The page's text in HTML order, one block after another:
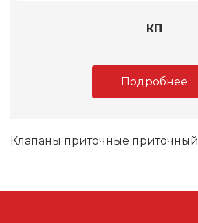
КП
Подробнее
Клапаны приточные приточный